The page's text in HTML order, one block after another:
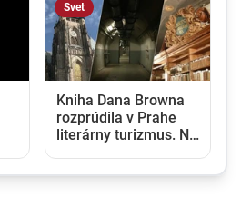
Svet
Kniha Dana Browna
rozprúdila v Prahe
literárny turizmus. Na